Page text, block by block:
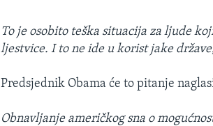
To je osobito teška situacija za ljude
ljestvice. I to ne ide u korist jake države
Predsjednik Obama će to pitanje
Obnavljanje američkog sna o